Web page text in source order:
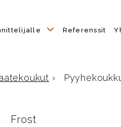
Referenssit
›
Frost